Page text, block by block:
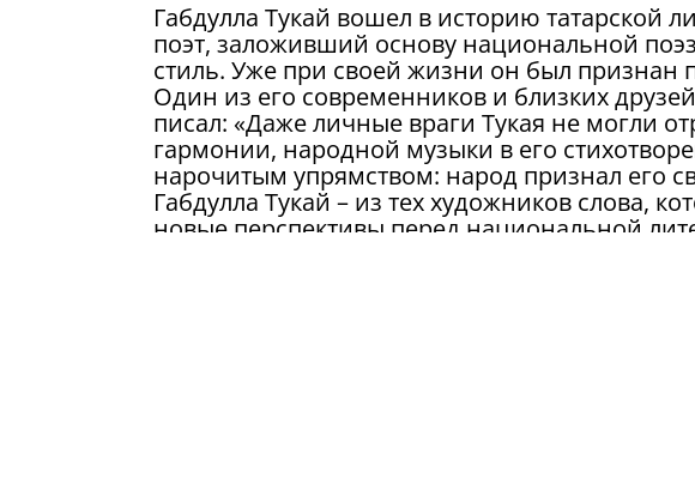
Габдулла Тукай вошел в историю татарской
поэт, заложивший основу национальной
стиль. Уже при своей жизни он был признан
Один из его современников и близких
писал: «Даже личные враги Тукая не могли
гармонии, народной музыки в его
нарочитым упрямством: народ признал его
Габдулла Тукай – из тех художников слова,
новые перспективы перед национальной